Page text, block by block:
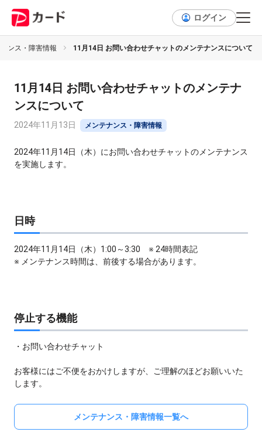
ログイン
ンス・障害情報 11月14日 お問い合わせチャットのメンテナンスについて
11月14日 お問い合わせチャットのメンテナ
ンスについて
2024年11月13日 メンテナンス・障害情報
2024年11月14日（木）にお問い合わせチャットのメンテナンス
を実施します。
日時
2024年11月14日（木）1:00～3:30 ※ 24時間表記
※ メンテナンス時間は、前後する場合があります。
停止する機能
・お問い合わせチャット
お客様にはご不便をおかけしますが、ご理解のほどお願いいた
します。
メンテナンス・障害情報一覧へ